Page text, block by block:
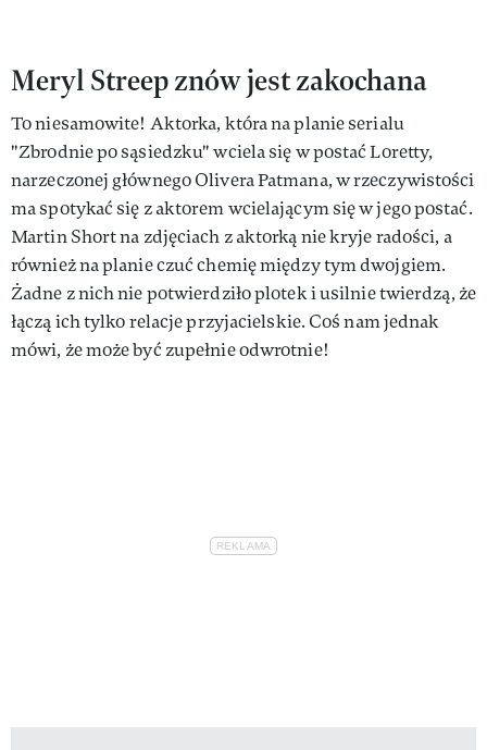
Meryl Streep znów jest zakochana
To niesamowite! Aktorka, która na planie serialu
"Zbrodnie po sąsiedzku" wciela się w postać Loretty,
narzeczonej głównego Olivera Patmana, w rzeczywistości
ma spotykać się z aktorem wcielającym się w jego postać.
Martin Short na zdjęciach z aktorką nie kryje radości, a
również na planie czuć chemię między tym dwojgiem.
Żadne z nich nie potwierdziło plotek i usilnie twierdzą, że
łączą ich tylko relacje przyjacielskie. Coś nam jednak
mówi, że może być zupełnie odwrotnie!